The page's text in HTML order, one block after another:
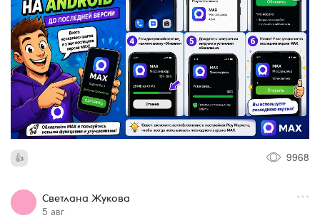
9968
Светлана Жукова
5 авг